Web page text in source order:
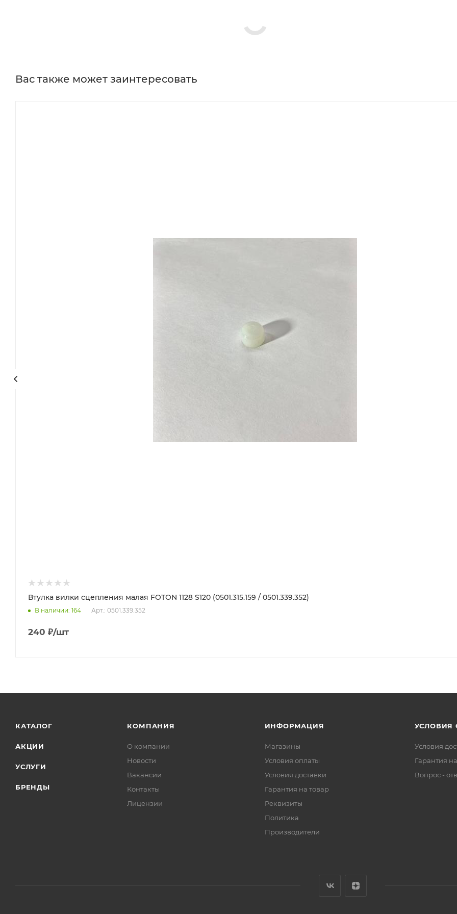
Вас также может заинтересовать
Втулка вилки сцепления малая FOTON 1128 S120 (0501.315.159 / 0501.339.352)
В наличии: 164 Арт.: 0501.339.352
240 ₽/шт
КАТАЛОГ
АКЦИИ
УСЛУГИ
БРЕНДЫ
КОМПАНИЯ
О компании
Новости
Вакансии
Контакты
Лицензии
ИНФОРМАЦИЯ
Магазины
Условия оплаты
Условия доставки
Гарантия на товар
Реквизиты
Политика
Производители
УСЛОВИЯ
Условия
Гарантия
Вопрос -